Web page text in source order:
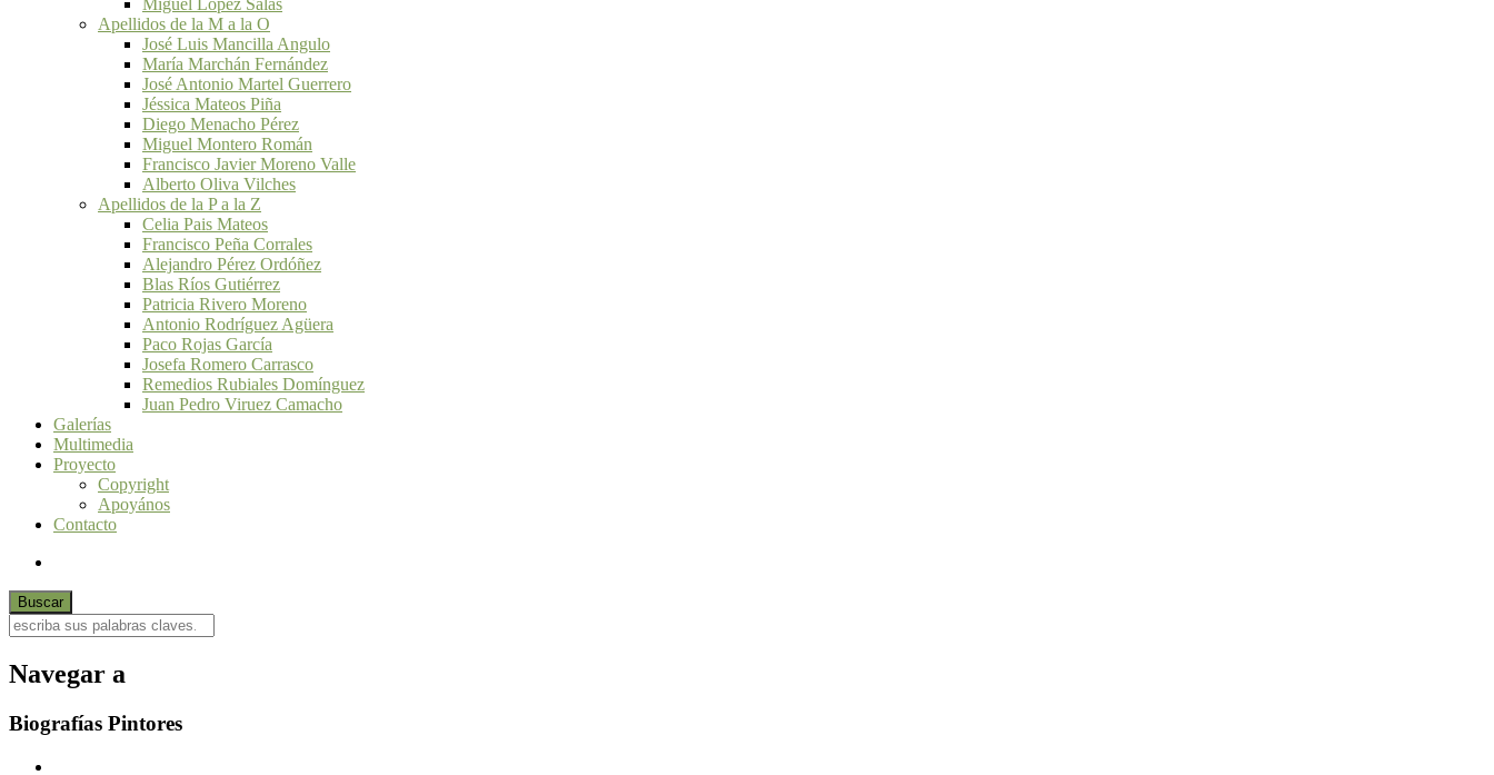
Miguel López Salas
Apellidos de la M a la O
José Luis Mancilla Angulo
María Marchán Fernández
José Antonio Martel Guerrero
Jéssica Mateos Piña
Diego Menacho Pérez
Miguel Montero Román
Francisco Javier Moreno Valle
Alberto Oliva Vilches
Apellidos de la P a la Z
Celia Pais Mateos
Francisco Peña Corrales
Alejandro Pérez Ordóñez
Blas Ríos Gutiérrez
Patricia Rivero Moreno
Antonio Rodríguez Agüera
Paco Rojas García
Josefa Romero Carrasco
Remedios Rubiales Domínguez
Juan Pedro Viruez Camacho
Galerías
Multimedia
Proyecto
Copyright
Apoyános
Contacto
Navegar a
Biografías Pintores